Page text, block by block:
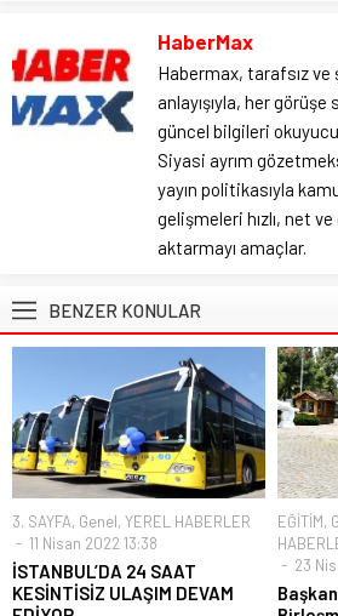
HaberMax
Habermax, tarafsız
anlayışıyla, her görüşe
güncel bilgileri
Siyasi ayrım
yayın politikasıyla
gelişmeleri hızlı, net
aktarmayı amaçlar.
BENZER KONULAR
3. SAYFA, Genel, YEREL HABERLER
11 Nisan 2022 13:38
İSTANBUL’DA 24 SAAT
KESİNTİSİZ ULAŞIM DEVAM
EĞİTİM,
23